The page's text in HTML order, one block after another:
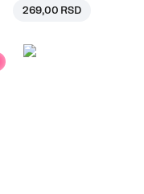
269,00 RSD